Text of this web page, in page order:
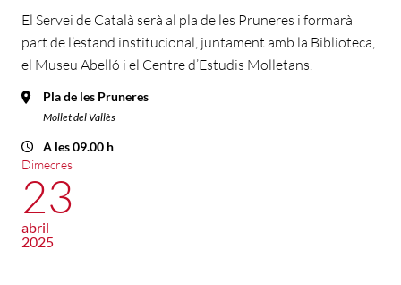
El Servei de Català serà al pla de les Pruneres i formarà
part de l’estand institucional, juntament amb la Biblioteca,
el Museu Abelló i el Centre d’Estudis Molletans.
Pla de les Pruneres
Mollet del Vallès
A les 09.00 h
Dimecres
23
abril
2025